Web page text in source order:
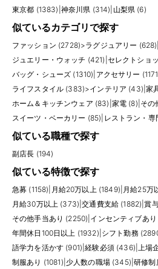
東京都 (1383) 神奈川県 (314) 山梨県 (6)
似ているカテゴリで探す
ファッション (2728)>ラグジュアリー (628)
ジュエリー・ウォッチ (421) セレクトショ
バッグ・シューズ (1310) アクセサリー
ライフスタイル (383)>インテリア (43) |家
ホーム＆キッチンウェア (83) 家電 (8) その
スイーツ・ベーカリー (85) レストラン・専
似ている職種で探す
副店長 (194)
似ている特徴で探す
急募 (1158) 月給20万以上 (1849) 月給25万
月給30万以上 (373) |交通費支給 (1882) |賞
その他手当あり (2250) インセンティブあり
年間休日100日以上 (1932) シフト勤務
語学力を活かす (901) |経験必須 (436) 上場
制服あり (1081) 少人数の職場 (345) |研修制